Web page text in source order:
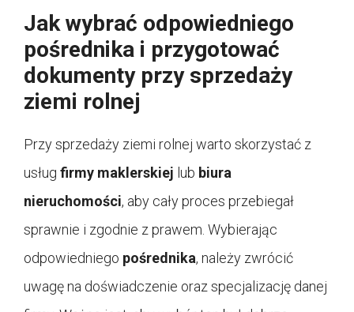
Jak wybrać odpowiedniego
pośrednika i przygotować
dokumenty przy sprzedaży
ziemi rolnej
Przy sprzedaży ziemi rolnej warto skorzystać z
usług firmy maklerskiej lub biura
nieruchomości, aby cały proces przebiegał
sprawnie i zgodnie z prawem. Wybierając
odpowiedniego pośrednika, należy zwrócić
uwagę na doświadczenie oraz specjalizację danej